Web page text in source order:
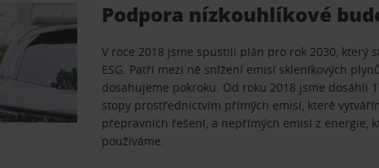
Podpora nízkouhlíkové
V roce 2018 jsme spustili plán pro rok 2030, který
ESG. Patří mezi ně snížení emisí skleníkových
dosahujeme pokroku. Od roku 2018 jsme dosáhli
stopy prostřednictvím přímých emisí, které
přepravních řešení, a nepřímých emisí z energie,
používáme.